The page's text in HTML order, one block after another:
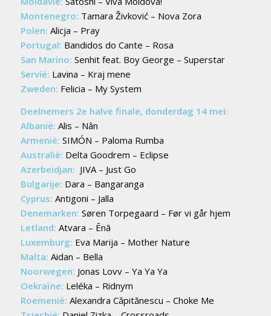
Montenegro: Tamara Živković – Nova Zora
Polen: Alicja – Pray
Portugal: Bandidos do Cante – Rosa
San Marino: Senhit feat. Boy George – Superstar
Servië: Lavina – Kraj mene
Zweden: Felicia – My System
Deelnemers 2e halve finale, donderdag 14 mei:
Albanië: Alis – Nân
Armenië: SIMÓN – Paloma Rumba
Australië: Delta Goodrem – Eclipse
Azerbeidjan: JIVA – Just Go
Bulgarije: Dara – Bangaranga
Cyprus: Antigoni – Jalla
Denemarken: Søren Torpegaard – Før vi går hjem
Letland: Atvara – Ēnā
Luxemburg: Eva Marija – Mother Nature
Malta: Aidan – Bella
Noorwegen: Jonas Lovv – Ya Ya Ya
Oekraïne: Leléka – Ridnym
Roemenië: Alexandra Căpitănescu – Choke Me